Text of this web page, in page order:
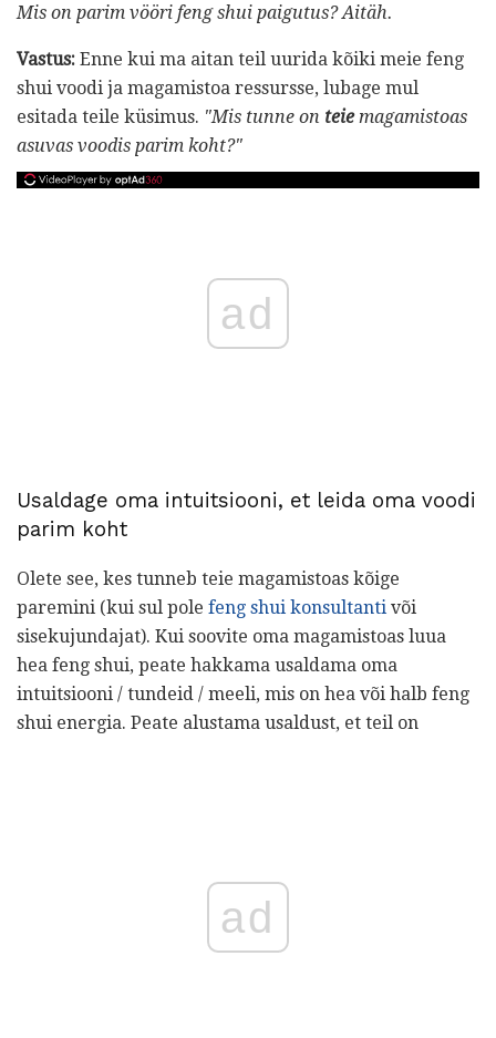
Mis on parim vööri feng shui paigutus? Aitäh.
Vastus: Enne kui ma aitan teil uurida kõiki meie feng
shui voodi ja magamistoa ressursse, lubage mul
esitada teile küsimus. "Mis tunne on teiemagamistoas
asuvas voodis parim koht?"
ad
Usaldage oma intuitsiooni, et leida oma voodi
parim koht
Olete see, kes tunneb teie magamistoas kõige
paremini (kui sul pole feng shui konsultanti või
sisekujundajat). Kui soovite oma magamistoas luua
hea feng shui, peate hakkama usaldama oma
intuitsiooni / tundeid / meeli, mis on hea või halb feng
shui energia. Peate alustama usaldust, et teil on
ad